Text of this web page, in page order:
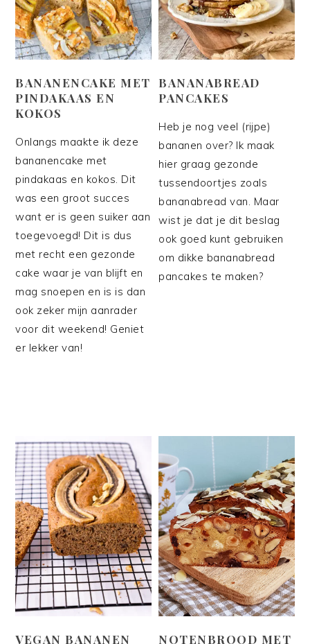
BANANENCAKE MET
PINDAKAAS EN
KOKOS
Onlangs maakte ik deze
bananencake met
pindakaas en kokos. Dit
was een groot succes
want er is geen suiker aan
toegevoegd! Dit is dus
met recht een gezonde
cake waar je van blijft en
mag snoepen en is is dan
ook zeker mijn aanrader
voor dit weekend! Geniet
er lekker van!
BANANABREAD
PANCAKES
Heb je nog veel (rijpe)
bananen over? Ik maak
hier graag gezonde
tussendoortjes zoals
bananabread van. Maar
wist je dat je dit beslag
ook goed kunt gebruiken
om dikke bananabread
pancakes te maken?
VEGAN BANANEN NOTENBROOD MET